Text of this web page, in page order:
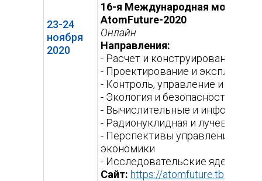
23-24
ноября
2020
16-я Международная
AtomFuture-2020
Онлайн
Направления:
- Расчет и конструирование
- Проектирование и
- Контроль, управление и
- Экология и безопасность
- Вычислительные и
- Радионуклидная и лучевая
- Перспективы управления
экономики
- Исследовательские ядерные
Сайт: https://atomfuture.tb.ru/